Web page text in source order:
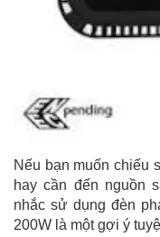
Nếu bạn muốn chiếu
hay cần đến nguồn
nhắc sử dụng đèn
200W là một gợi ý